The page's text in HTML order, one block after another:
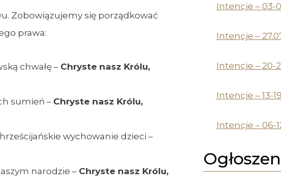
Zobowiązujemy się porządkować
prawa:
chwałę – Chryste nasz Królu,
sumień – Chryste nasz Królu,
wychowanie dzieci –
narodzie – Chryste nasz Królu,
Intencje – 03-
Intencje –
Intencje – 20-
Intencje – 13-
Intencje – 06-